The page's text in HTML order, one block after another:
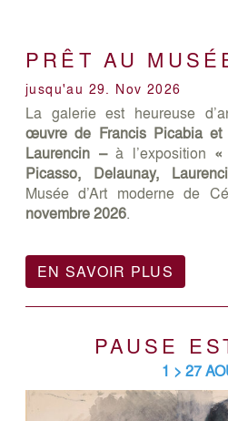
PRÊT AU
jusqu'au 29. Nov 2026
La galerie est heureuse
œuvre de Francis Picabia
Laurencin –à l’exposition «
Picasso, Delaunay,
Musée d’Art moderne de
novembre 2026.
EN SAVOIR PLUS
PAUSE
1 > 27